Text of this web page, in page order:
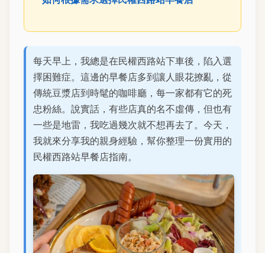
每天早上，我總是在民權西路站下車後，陷入選
擇困難症。這邊的早餐店多到讓人眼花撩亂，從
傳統豆漿店到時髦的咖啡廳，每一家都有它的死
忠粉絲。說實話，有些店真的名不虛傳，但也有
一些是地雷，我吃過幾次就不想再去了。今天，
我就來分享我的親身經驗，幫你整理一份實用的
民權西路站早餐店指南。